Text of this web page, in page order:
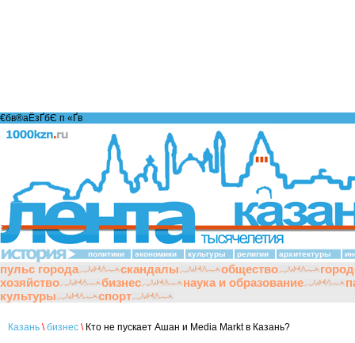
€бв®аЁзҐбЄ п «Ґ­в
политики экономики культуры религии архитектуры
пульс города скандалы общество
хозяйство
бизнес наука и образование
культуры
спорт
Казань \ бизнес \Кто не пускает Ашан и Media Markt в Казань?